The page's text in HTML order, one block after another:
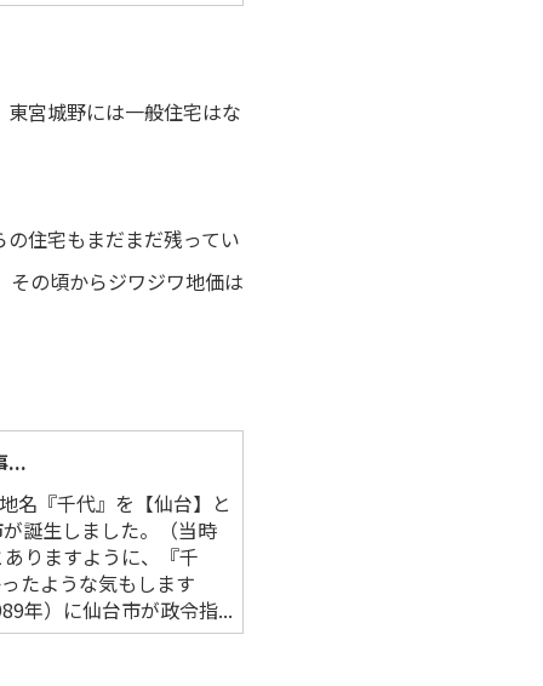
宮城野には一般住宅はな
住宅もまだまだ残ってい
その頃からジワジワ地価は
...
名『千代』を【仙台】と
誕生しました。（当時
りますように、『千
たような気もします
年）に仙台市が政令指...